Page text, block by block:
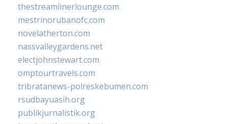
thestreamlinerlounge.com
mestrinorubanofc.com
novelatherton.com
nassvalleygardens.net
electjohnstewart.com
omptourtravels.com
tribratanews-polreskebumen.com
rsudbayuasih.org
publikjurnalistik.org